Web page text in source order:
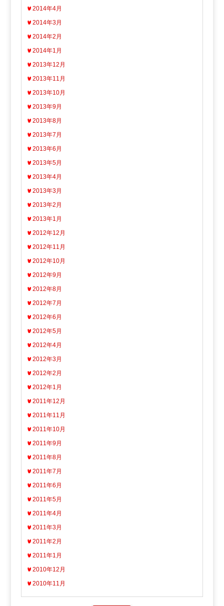
2014年4月
2014年3月
2014年2月
2014年1月
2013年12月
2013年11月
2013年10月
2013年9月
2013年8月
2013年7月
2013年6月
2013年5月
2013年4月
2013年3月
2013年2月
2013年1月
2012年12月
2012年11月
2012年10月
2012年9月
2012年8月
2012年7月
2012年6月
2012年5月
2012年4月
2012年3月
2012年2月
2012年1月
2011年12月
2011年11月
2011年10月
2011年9月
2011年8月
2011年7月
2011年6月
2011年5月
2011年4月
2011年3月
2011年2月
2011年1月
2010年12月
2010年11月